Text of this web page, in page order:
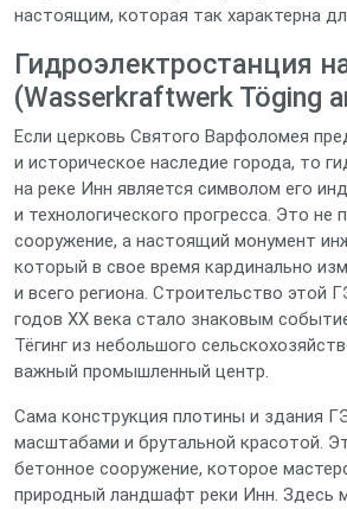
настоящим, которая так характерна
Гидроэлектростанция
(Wasserkraftwerk Töging
Если церковь Святого Варфоломея
и историческое наследие города, то
на реке Инн является символом его
и технологического прогресса. Это не
сооружение, а настоящий монумент
который в свое время кардинально
и всего региона. Строительство этой
годов XX века стало знаковым
Тёгинг из небольшого
важный промышленный центр.
Сама конструкция плотины и здания
масштабами и брутальной красотой.
бетонное сооружение, которое
природный ландшафт реки Инн. Здесь